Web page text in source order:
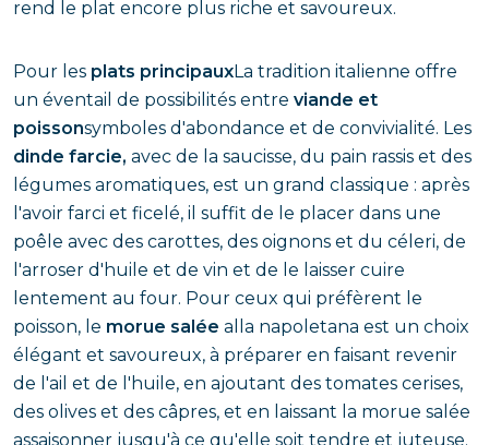
rend le plat encore plus riche et savoureux.
Pour les plats principauxLa tradition italienne offre
un éventail de possibilités entre viande et
poissonsymboles d'abondance et de convivialité. Les
dinde farcie, avec de la saucisse, du pain rassis et des
légumes aromatiques, est un grand classique : après
l'avoir farci et ficelé, il suffit de le placer dans une
poêle avec des carottes, des oignons et du céleri, de
l'arroser d'huile et de vin et de le laisser cuire
lentement au four. Pour ceux qui préfèrent le
poisson, le morue salée alla napoletana est un choix
élégant et savoureux, à préparer en faisant revenir
de l'ail et de l'huile, en ajoutant des tomates cerises,
des olives et des câpres, et en laissant la morue salée
assaisonner jusqu'à ce qu'elle soit tendre et juteuse.